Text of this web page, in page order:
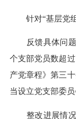
针对“基层党组
反馈具体问题
个支部党员数超
产党章程》第三
当设立党支部委员
整改进展情况